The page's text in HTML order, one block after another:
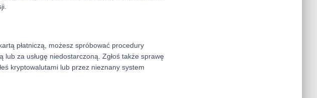
płatniczą, możesz spróbować procedury
za usługę niedostarczoną. Zgłoś także sprawę
kryptowalutami lub przez nieznany system